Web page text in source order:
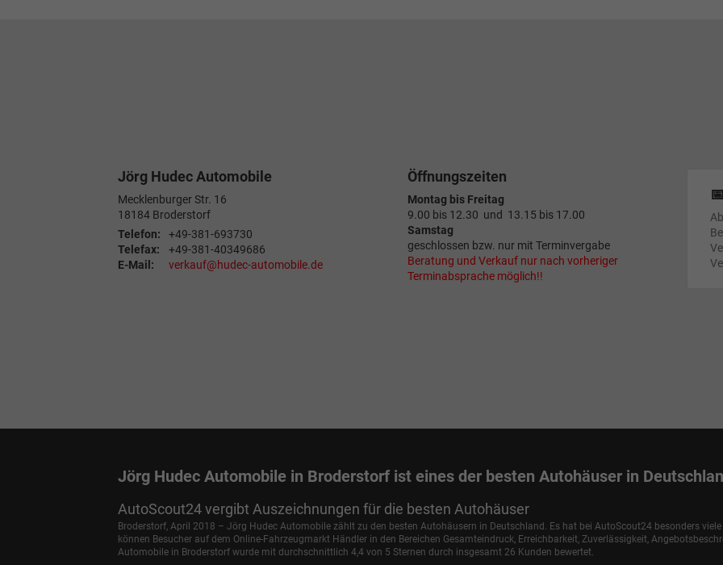
Jörg Hudec Automobile
Mecklenburger Str. 16
18184 Broderstorf
Telefon:
+49-381-693730
Telefax:
+49-381-40349686
E-Mail:
verkauf@hudec-automobile.de
Öffnungszeiten
Montag bis Freitag
9.00 bis 12.30 und 13.15 bis 17.00
Samstag
geschlossen bzw. nur mit Terminvergabe
Beratung und Verkauf nur nach vorheriger
Terminabsprache möglich!!
Jörg Hudec Automobile in Broderstorf ist eines der besten Autohäuser in
AutoScout24 vergibt Auszeichnungen für die besten Autohäuser
Broderstorf, April 2018 – Jörg Hudec Automobile zählt zu den besten Autohäusern in Deutschland. Es hat bei AutoScout24 besonders
können Besucher auf dem Online-Fahrzeugmarkt Händler in den Bereichen Gesamteindruck, Erreichbarkeit, Zuverlässigkeit,
Automobile in Broderstorf wurde mit durchschnittlich 4,4 von 5 Sternen durch insgesamt 26 Kunden bewertet.